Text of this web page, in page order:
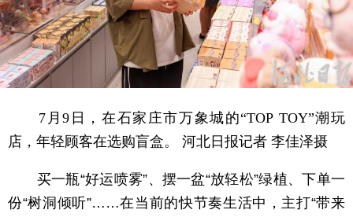
7月9日，在石家庄市万象城的“TOP TOY”潮玩
店，年轻顾客在选购盲盒。 河北日报记者 李佳泽摄
买一瓶“好运喷雾”、摆一盆“放轻松”绿植、下单一
份“树洞倾听”……在当前的快节奏生活中，主打“带来